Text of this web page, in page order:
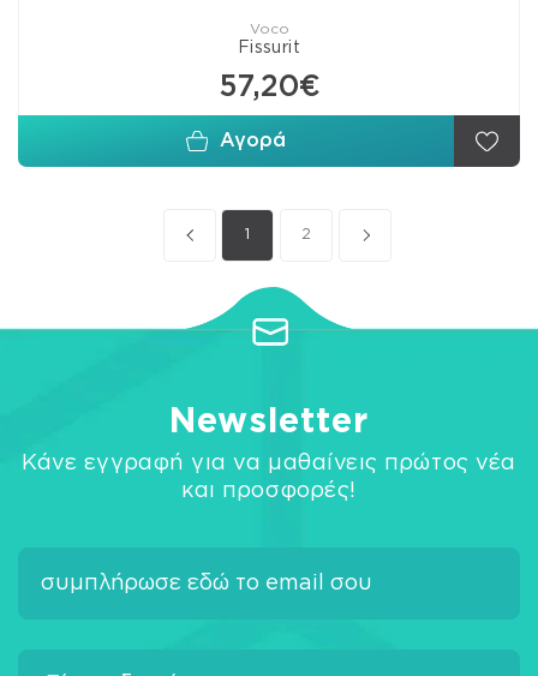
Voco
Fissurit
57,20€
Αγορά
1 2
Newsletter
Κάνε εγγραφή για να μαθαίνεις πρώτος νέα
και προσφορές!